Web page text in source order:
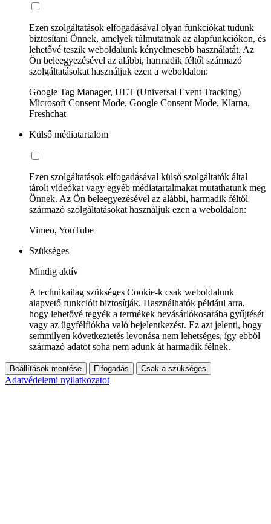
Ezen szolgáltatások elfogadásával olyan funkciókat tudunk
biztosítani Önnek, amelyek túlmutatnak az alapfunkciókon, és
lehetővé teszik weboldalunk kényelmesebb használatát. Az
Ön beleegyezésével az alábbi, harmadik féltől származó
szolgáltatásokat használjuk ezen a weboldalon:
Google Tag Manager, UET (Universal Event Tracking)
Microsoft Consent Mode, Google Consent Mode, Klarna,
Freshchat
Külső médiatartalom
Ezen szolgáltatások elfogadásával külső szolgáltatók által
tárolt videókat vagy egyéb médiatartalmakat mutathatunk meg
Önnek. Az Ön beleegyezésével az alábbi, harmadik féltől
származó szolgáltatásokat használjuk ezen a weboldalon:
Vimeo, YouTube
Szükséges
Mindig aktív
A technikailag szükséges Cookie-k csak weboldalunk
alapvető funkcióit biztosítják. Használhatók például arra,
hogy lehetővé tegyék a termékek bevásárlókosarába gyűjtését
vagy az ügyfélfiókba való bejelentkezést. Ez azt jelenti, hogy
semmilyen következtetés levonása nem lehetséges, így ebből
származó adatot soha nem adunk át harmadik félnek.
Beállítások mentése Elfogadás Csak a szükséges
Adatvédelemi nyilatkozatot